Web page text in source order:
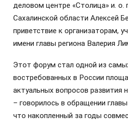
деловом центре «Столица» и. о.
Сахалинской области Алексей
приветствие к организаторам,
имени главы региона Валерия
Этот форум стал одной из
востребованных в России
актуальных вопросов развития
– говорилось в обращении
что накопленный за годы